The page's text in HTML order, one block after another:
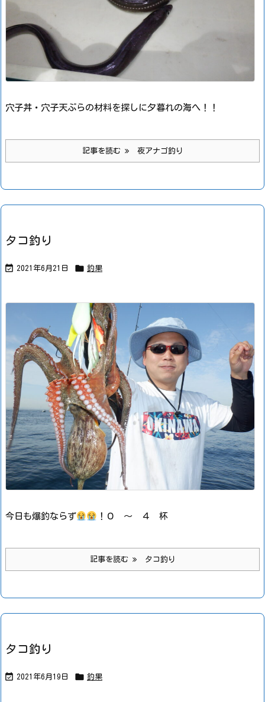
穴子丼・穴子天ぷらの材料を探しに夕暮れの海へ！！
記事を読む 夜アナゴ釣り
タコ釣り
 2021年6月21日  釣果
今日も爆釣ならず ！ ０ ～ ４ 杯
記事を読む タコ釣り
タコ釣り
 2021年6月19日  釣果